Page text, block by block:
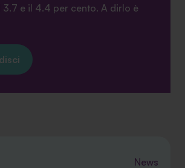
e il 4.4 per cento. A dirlo è
News